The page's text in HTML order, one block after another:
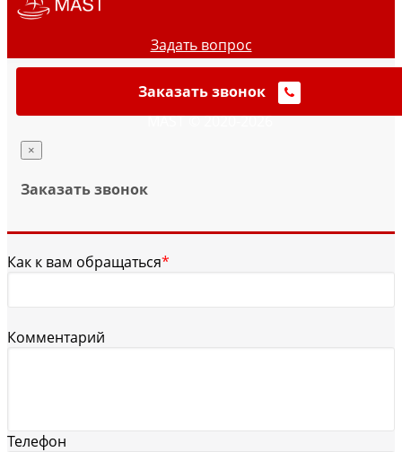
Задать вопрос
Заказать звонок
MAST © 2020-2026
×
Заказать звонок
Как к вам обращаться*
Комментарий
Телефон